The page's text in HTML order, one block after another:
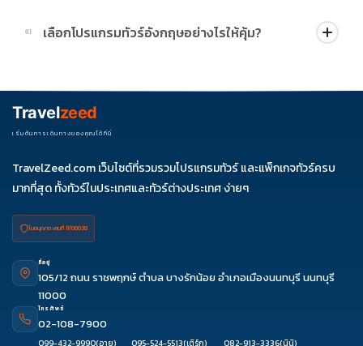
บางโปรแกรมมีโปรผ่อน 0% หรือโปรโมชั่นบัตรเครดิตตามเงื่อนไขที่
บริษัทกำหนด สามารถดูสัญลักษณ์โปรโมชั่นในรายการทัวร์แต่ละ
03 เลือกโปรแกรมทัวร์อังกฤษอย่างไรให้คุ้ม?
ช่วงราคา ไม่ควรเทียบจากราคาต่ำสุดเพียงอย่างเดียว
ดูรีวิว
Travelzeed
เริ่มต้นการเดินทางของคุณได้ที่นี่
TravelZeed.com เว็บไซต์ที่รวมรวมโปรแกรมทัวร์ และแพ็กเกจทัวร์ครบ
มากที่สุด ทั้งทัวร์ในประเทศและทัวร์ต่างประเทศ ง่ายๆ
ใบอนุญาต เลขที่ 11/08038
ที่อยู่
105/12 ถนน ราชพฤกษ์ ตำบล บางรักน้อย อำเภอเมืองนนทบุรี นนทบุรี
11000
โทรศัพท์
02-108-7900
099-432-9990(อาย) 095-524-5513(เติร์ก) 082-913-3336(นินิ)